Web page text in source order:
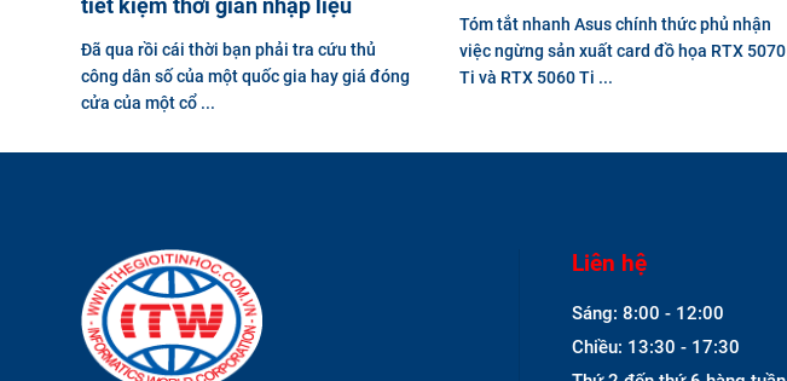
tiết kiệm thời gian nhập liệu
Đã qua rồi cái thời bạn phải tra cứu thủ
công dân số của một quốc gia hay giá đóng
cửa của một cổ ...
Tóm tắt nhanh Asus chính thức phủ nhận
việc ngừng sản xuất card đồ họa RTX 5070
Ti và RTX 5060 Ti ...
Liên hệ
Sáng: 8:00 - 12:00
Chiều: 13:30 - 17:30